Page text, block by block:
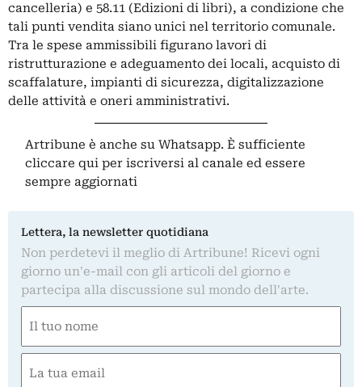
cancelleria) e 58.11 (Edizioni di libri), a condizione che
tali punti vendita siano unici nel territorio comunale.
Tra le spese ammissibili figurano lavori di
ristrutturazione e adeguamento dei locali, acquisto di
scaffalature, impianti di sicurezza, digitalizzazione
delle attività e oneri amministrativi.
Artribune è anche su Whatsapp. È sufficiente
cliccare qui per iscriversi al canale ed essere
sempre aggiornati
Lettera, la newsletter quotidiana
Non perdetevi il meglio di Artribune! Ricevi ogni
giorno un'e-mail con gli articoli del giorno e
partecipa alla discussione sul mondo dell'arte.
(Obbligatorio)
Nome
(Obbligatorio)